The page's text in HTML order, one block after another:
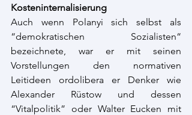
Kosteninternalisierung
Auch wenn Polanyi sich selbst als
“demokratischen Sozialisten“
bezeichnete, war er mit seinen
Vorstellungen den normativen
Leitideen ordolibera er Denker wie
Alexander Rüstow und dessen
“Vitalpolitik” oder Walter Eucken mit